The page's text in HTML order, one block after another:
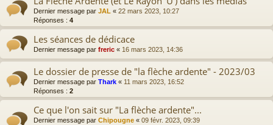
Dernier message par JAL « 22 mars 2023, 10:27
Réponses : 4
Les séances de dédicace
Dernier message par freric « 16 mars 2023, 14:36
Le dossier de presse de "la flèche ardente" - 2023/03
Dernier message par Thark « 11 mars 2023, 16:52
Réponses : 2
Ce que l'on sait sur "La flèche ardente"...
Dernier message par Chipougne « 09 févr. 2023, 09:39